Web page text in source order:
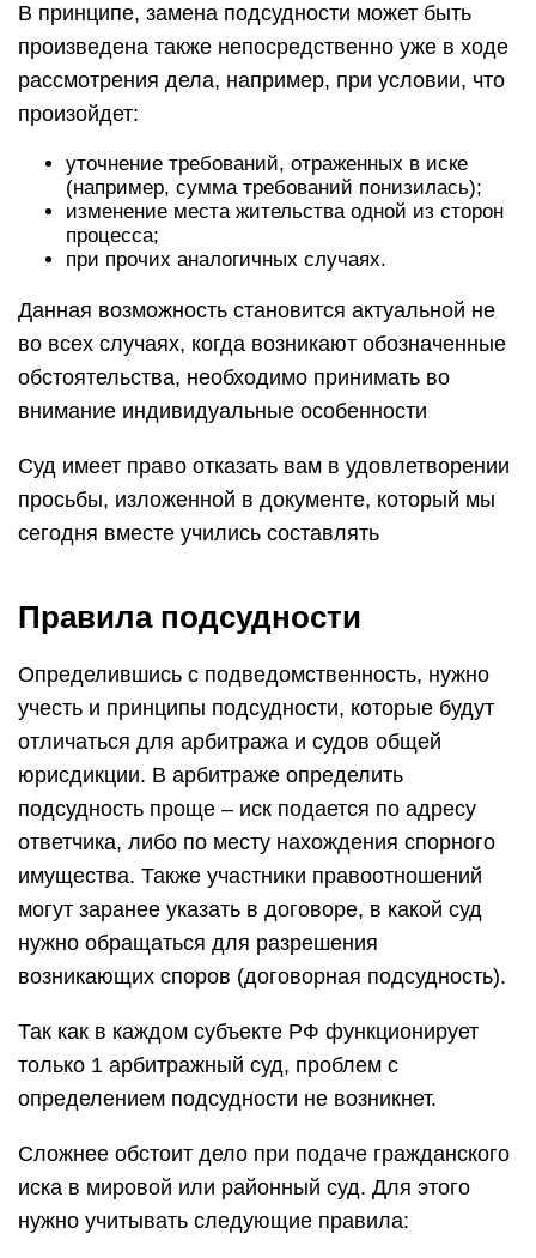
В принципе, замена подсудности может быть
произведена также непосредственно уже в ходе
рассмотрения дела, например, при условии, что
произойдет:
уточнение требований, отраженных в иске
(например, сумма требований понизилась);
изменение места жительства одной из сторон
процесса;
при прочих аналогичных случаях.
Данная возможность становится актуальной не
во всех случаях, когда возникают обозначенные
обстоятельства, необходимо принимать во
внимание индивидуальные особенности
Суд имеет право отказать вам в удовлетворении
просьбы, изложенной в документе, который мы
сегодня вместе учились составлять
Правила подсудности
Определившись с подведомственность, нужно
учесть и принципы подсудности, которые будут
отличаться для арбитража и судов общей
юрисдикции. В арбитраже определить
подсудность проще – иск подается по адресу
ответчика, либо по месту нахождения спорного
имущества. Также участники правоотношений
могут заранее указать в договоре, в какой суд
нужно обращаться для разрешения
возникающих споров (договорная подсудность).
Так как в каждом субъекте РФ функционирует
только 1 арбитражный суд, проблем с
определением подсудности не возникнет.
Сложнее обстоит дело при подаче гражданского
иска в мировой или районный суд. Для этого
нужно учитывать следующие правила: